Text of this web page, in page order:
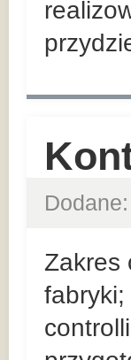
Dodane:
Zakres
fabryki;